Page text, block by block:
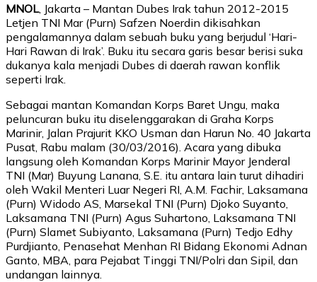
MNOL, Jakarta – Mantan Dubes Irak tahun 2012-2015
Letjen TNI Mar (Purn) Safzen Noerdin dikisahkan
pengalamannya dalam sebuah buku yang berjudul ‘Hari-
Hari Rawan di Irak’. Buku itu secara garis besar berisi suka
dukanya kala menjadi Dubes di daerah rawan konflik
seperti Irak.
Sebagai mantan Komandan Korps Baret Ungu, maka
peluncuran buku itu diselenggarakan di Graha Korps
Marinir, Jalan Prajurit KKO Usman dan Harun No. 40 Jakarta
Pusat, Rabu malam (30/03/2016). Acara yang dibuka
langsung oleh Komandan Korps Marinir Mayor Jenderal
TNI (Mar) Buyung Lanana, S.E. itu antara lain turut dihadiri
oleh Wakil Menteri Luar Negeri RI, A.M. Fachir, Laksamana
(Purn) Widodo AS, Marsekal TNI (Purn) Djoko Suyanto,
Laksamana TNI (Purn) Agus Suhartono, Laksamana TNI
(Purn) Slamet Subiyanto, Laksamana (Purn) Tedjo Edhy
Purdjianto, Penasehat Menhan RI Bidang Ekonomi Adnan
Ganto, MBA, para Pejabat Tinggi TNI/Polri dan Sipil, dan
undangan lainnya.